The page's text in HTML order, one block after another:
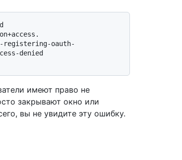
denied
имеют право не
закрывают окно или
вы не увидите эту ошибку.